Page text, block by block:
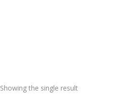
Showing the single result